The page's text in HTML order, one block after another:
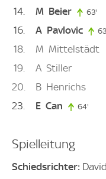
14 M Beier 63'
16 A Pavlovic
18 M Mittelstädt
19
A Stiller
20
B Henrichs
23
E Can 64'
Spielleitung
Schiedsrichter: